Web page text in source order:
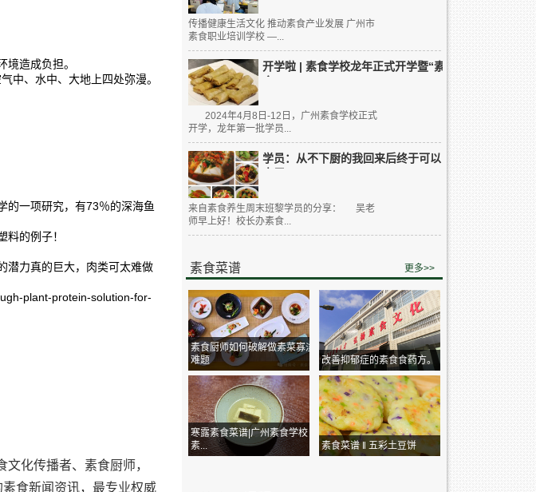
传播健康生活文化 推动素食产业发展 广州市
素食职业培训学校 —...
开学啦 | 素食学校龙年正式开学暨“素
食...
2024年4月8日-12日，广州素食学校正式
开学，龙年第一批学员...
学员：从不下厨的我回来后终于可以
来自素食养生周末班黎学员的分享： 吴老
师早上好！校长办素食...
素食菜谱 更多>>
素食厨师如何破解做素菜寡淡
难题
改善抑郁症的素食食药方。
寒露素食菜谱|广州素食学校
素...
素食菜谱 ‖ 五彩土豆饼
造成负担。
中、水中、大地上四处弥漫。
的一项研究，有73％的深海鱼
的例子！
潜力真的巨大，肉类可太难做
plant-protein-solution-for-
化传播者、素食厨师，
食新闻资讯，最专业权威